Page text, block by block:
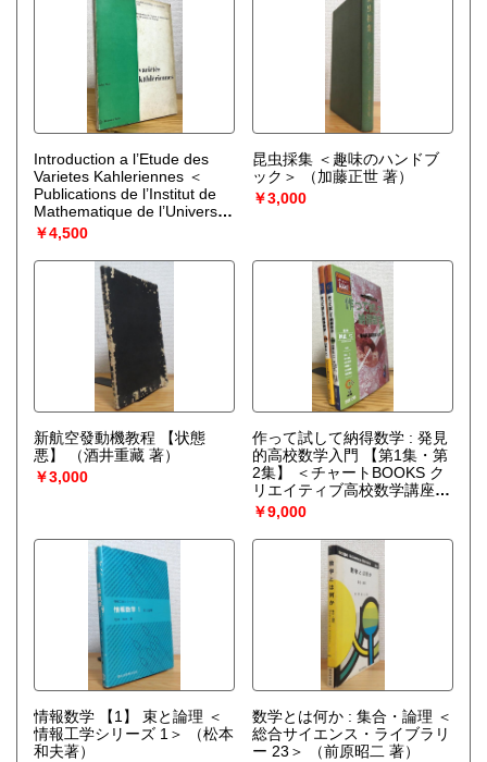
Introduction a l’Etude des
Varietes Kahleriennes ＜
Publications de l’Institut de
Mathematique de l’Universite
de Nancago Ⅵ＞
Weil）
￥4,500
昆虫採集 ＜趣味のハンドブ
ック＞
（加藤正世 著）
￥3,000
新航空發動機教程 【状態
悪】
（酒井重藏 著）
￥3,000
作って試して納得数学 : 発見
的高校数学入門 【第1集・第
2集】 ＜チャートBOOKS ク
リエイティブ高校数学講座
4・5＞ 2冊
秋山仁 ほか共著）
￥9,000
情報数学 【1】 束と論理 ＜
情報工学シリーズ 1＞
（松本
和夫著）
数学とは何か : 集合・論理 ＜
総合サイエンス・ライブラリ
ー 23＞
（前原昭二 著）